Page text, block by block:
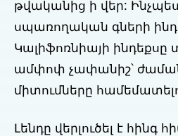
թվականից ի վեր:
սպառողական գների
Կալիֆոռնիայի ինդեքսը
ամփոփ չափանիշ՝
միտումները
Լենդը վերլուծել է հինգ